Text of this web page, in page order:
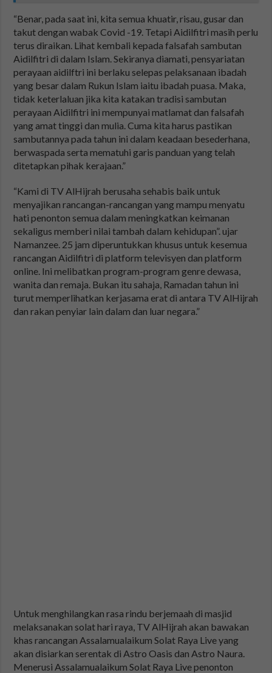
“Benar, pada saat ini, kita semua khuatir, risau, gusar dan
takut dengan wabak Covid -19. Tetapi Aidilfitri masih perlu
terus diraikan. Lihat kembali kepada falsafah sambutan
Aidilfitri di dalam Islam. Sekiranya diamati, pensyariatan
perayaan aidilftri ini berlaku selepas pelaksanaan ibadah
yang besar dalam Rukun Islam iaitu ibadah puasa. Maka,
tidak keterlaluan jika kita katakan tradisi sambutan
perayaan Aidilfitri ini mempunyai matlamat dan falsafah
yang amat tinggi dan mulia. Cuma kita harus pastikan
sambutannya pada tahun ini dalam keadaan besederhana,
berwaspada serta mematuhi garis panduan yang telah
ditetapkan pihak kerajaan.”
“Kami di TV AlHijrah berusaha sehabis baik untuk
menyajikan rancangan-rancangan yang mampu menyatu
hati penonton semua dalam meningkatkan keimanan
sekaligus memberi nilai tambah dalam kehidupan”. ujar
Namanzee. 25 jam diperuntukkan khusus untuk kesemua
rancangan Aidilfitri di platform televisyen dan platform
online. Ini melibatkan program-program genre dewasa,
wanita dan remaja. Bukan itu sahaja, Ramadan tahun ini
turut memperlihatkan kerjasama erat di antara TV AlHijrah
dan rakan penyiar lain dalam dan luar negara.”
Untuk menghilangkan rasa rindu berjemaah di masjid
melaksanakan solat hari raya, TV AlHijrah akan bawakan
khas rancangan Assalamualaikum Solat Raya Live yang
akan disiarkan serentak di Astro Oasis dan Astro Naura.
Menerusi Assalamualaikum Solat Raya Live penonton